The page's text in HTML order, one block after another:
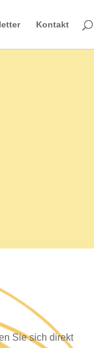
Kontakt
Sie sich direkt